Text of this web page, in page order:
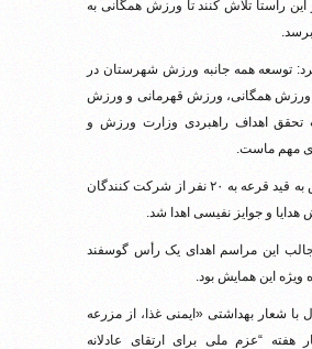
این راستا تلاش کنند تا ورزش همگانی به
توسعه همه جانبه ورزش شهرستان در
ورزش همگانی، ورزش قهرمانی و ورزش
اهداف راهبردی وزارت ورزش و
مهم ماست.
در پایان این همایش به قید قرعه به ۲۰ نفر از شرکت کنندگان
و جوایز نفیسی اهدا شد.
جالب این مراسم اهدای یک رأس گوسفند
ویژه این همایش بود.
با شعار بهداشتی «ایمنی غذا، از مزرعه
“عزم ملی برای ارتقای عادلانه